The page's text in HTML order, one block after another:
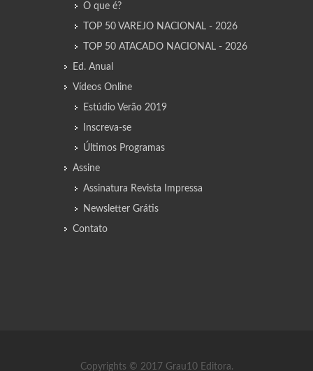
O que é?
TOP 50 VAREJO NACIONAL - 2026
TOP 50 ATACADO NACIONAL - 2026
Ed. Anual
Vídeos Online
Estúdio Verão 2019
Inscreva-se
Últimos Programas
Assine
Assinatura Revista Impressa
Newsletter Grátis
Contato
Copyrights © 2017 Grau10 Editora.